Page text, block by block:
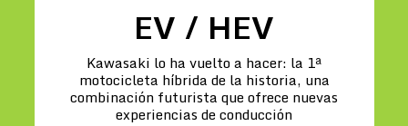
EV / HEV
Kawasaki lo ha vuelto a hacer: la 1ª
motocicleta híbrida de la historia, una
combinación futurista que ofrece nuevas
experiencias de conducción